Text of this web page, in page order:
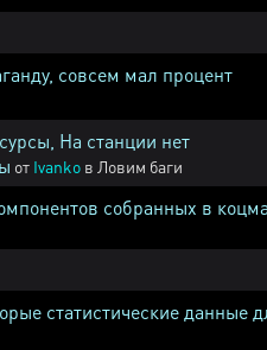
совсем мал процент
На станции нет
от Ivanko в Ловим баги
собранных в
статистические данные